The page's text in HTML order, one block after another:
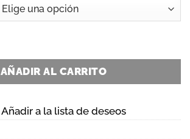
AÑADIR AL CARRITO
Añadir a la lista de deseos